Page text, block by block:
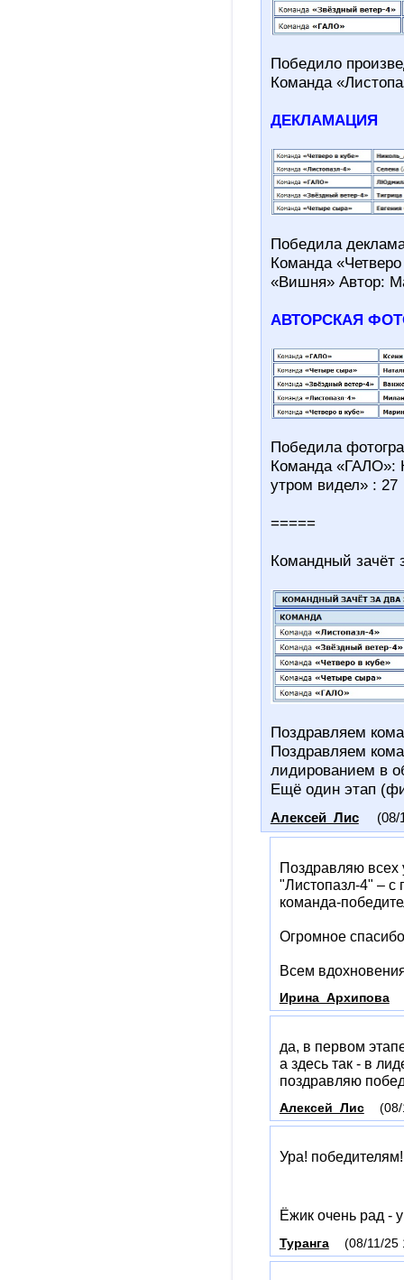
Победило
Команда
ДЕКЛАМАЦИЯ
Победила
Команда
«Вишня» Автор:
АВТОРСКАЯ
Победила
Команда «ГАЛО»:
утром видел» : 27
=====
Командный зачёт
Поздравляем
Поздравляем
лидированием в
Ещё один этап
Алексей_Лис (08/
Поздравляю всех
"Листопазл-4" – с
команда-
Огромное
Всем
Ирина_Архипова
да, в первом
а здесь так - в
поздравляю
Алексей_Лис
Ура!
Ёжик очень рад -
Туранга (08/11/25